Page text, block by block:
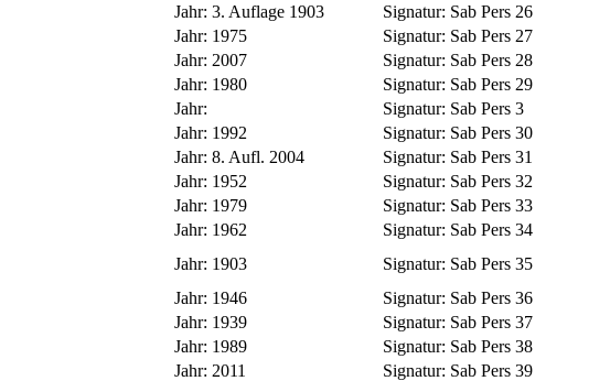
Jahr: 3. Auflage 1903 Signatur: Sab Pers 26
Jahr: 1975 Signatur: Sab Pers 27
Jahr: 2007 Signatur: Sab Pers 28
Jahr: 1980 Signatur: Sab Pers 29
Jahr: Signatur: Sab Pers 3
Jahr: 1992 Signatur: Sab Pers 30
Jahr: 8. Aufl. 2004 Signatur: Sab Pers 31
Jahr: 1952 Signatur: Sab Pers 32
Jahr: 1979 Signatur: Sab Pers 33
Jahr: 1962 Signatur: Sab Pers 34
Jahr: 1903 Signatur: Sab Pers 35
Jahr: 1946 Signatur: Sab Pers 36
Jahr: 1939 Signatur: Sab Pers 37
Jahr: 1989 Signatur: Sab Pers 38
Jahr: 2011 Signatur: Sab Pers 39